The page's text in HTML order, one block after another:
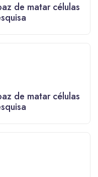
de matar células
de matar células